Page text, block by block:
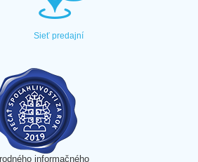
Sieť predajní
informačného